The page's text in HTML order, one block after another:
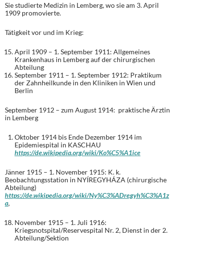
Sie studierte Medizin in Lemberg, wo sie am 3. April
1909 promovierte.
Tätigkeit vor und im Krieg:
April 1909 – 1. September 1911: Allgemeines
Krankenhaus in Lemberg auf der chirurgischen
Abteilung
September 1911 – 1. September 1912: Praktikum
der Zahnheilkunde in den Kliniken in Wien und
Berlin
September 1912 – zum August 1914: praktische Ärztin
in Lemberg
Oktober 1914 bis Ende Dezember 1914 im
Epidemiespital in KASCHAU
https://de.wikipedia.org/wiki/Ko%C5%A1ice
Jänner 1915 – 1. November 1915: K. k.
Beobachtungsstation in NYÍREGYHÁZA (chirurgische
Abteilung)
https://de.wikipedia.org/wiki/Ny%C3%ADregyh%C3%A1z
a,
November 1915 – 1. Juli 1916:
Kriegsnotspital/Reservespital Nr. 2, Dienst in der 2.
Abteilung/Sektion